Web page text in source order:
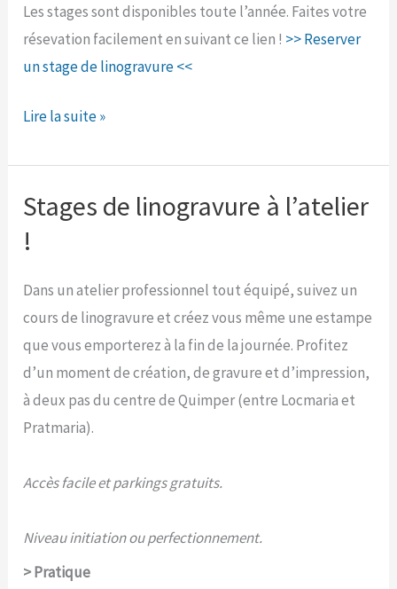
Les stages sont disponibles toute l’année. Faites votre
résevation facilement en suivant ce lien ! >> Reserver
un stage de linogravure <<
Réserver
stage
en
Lire la suite »
Stages de linogravure à l’atelier
!
Dans un atelier professionnel tout équipé, suivez un
cours de linogravure et créez vous même une estampe
que vous emporterez à la fin de la journée. Profitez
d’un moment de création, de gravure et d’impression,
à deux pas du centre de Quimper (entre Locmaria et
Pratmaria).
Accès facile et parkings gratuits.
Niveau initiation ou perfectionnement.
> Pratique